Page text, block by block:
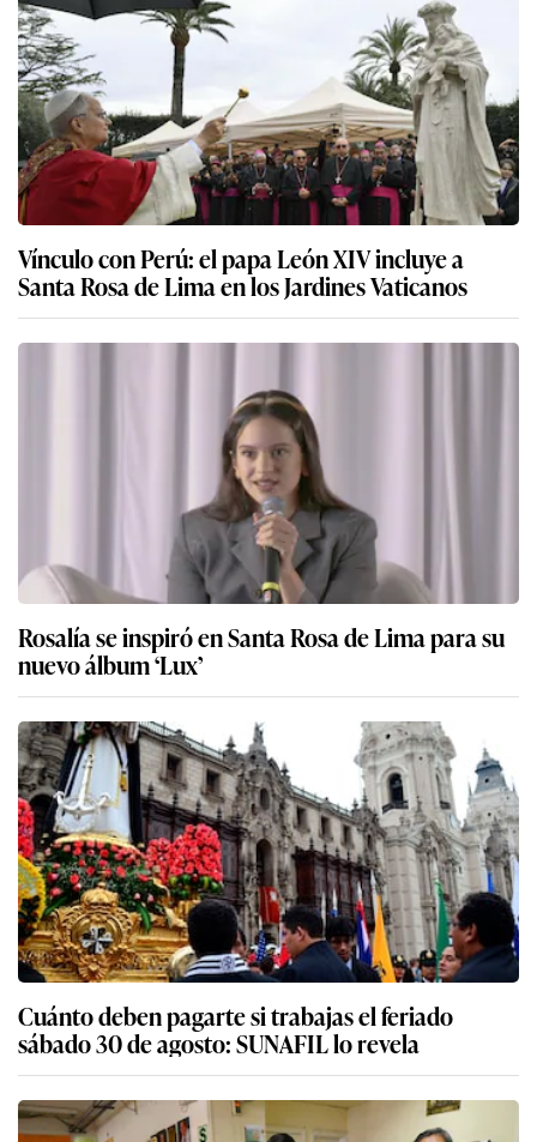
Vínculo con Perú: el papa León XIV incluye a
Santa Rosa de Lima en los Jardines Vaticanos
Rosalía se inspiró en Santa Rosa de Lima para su
nuevo álbum ‘Lux’
Cuánto deben pagarte si trabajas el feriado
sábado 30 de agosto: SUNAFIL lo revela